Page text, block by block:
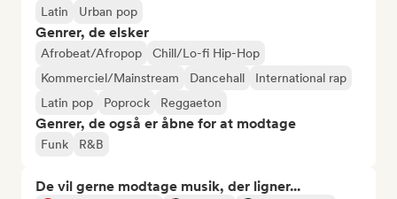
Latin Urban pop
Genrer, de elsker
Afrobeat/Afropop
Chill/Lo-fi Hip-Hop
Kommerciel/Mainstream
Dancehall
International rap
Latin pop
Poprock Reggaeton
Genrer, de også er åbne for at modtage
Funk R&B
De vil gerne modtage musik, der ligner...